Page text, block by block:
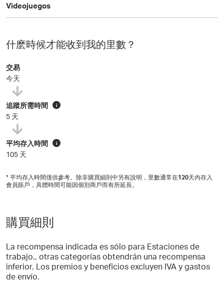
Videojuegos
什麽時候才能收到我的里數？
交易
今天
追蹤所需時間 i
5 天
平均存入時間 i
105 天
* 平均存入時間僅供參考。除非購買細則中另有說明，里數通常在120天內存入
會員賬戶，具體時間可能因個別商戶而有所延長。
購買細則
La recompensa indicada es sólo para Estaciones de
trabajo., otras categorías obtendrán una recompensa
inferior. Los premios y beneficios excluyen IVA y gastos
de envío.